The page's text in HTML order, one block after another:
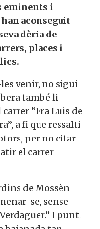
eminents i
aconseguit
dèria de
places i
venir, no sigui
també li
carrer “Fra Luis de
a fi que ressalti
per no citar
el carrer
de Mossèn
se, sense
I punt.